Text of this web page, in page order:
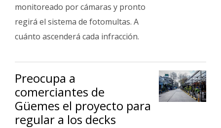
Fúnebres
monitoreado por cámaras y pronto
regirá el sistema de fotomultas. A
cuánto ascenderá cada infracción.
Preocupa a
comerciantes de
Güemes el proyecto para
regular a los decks